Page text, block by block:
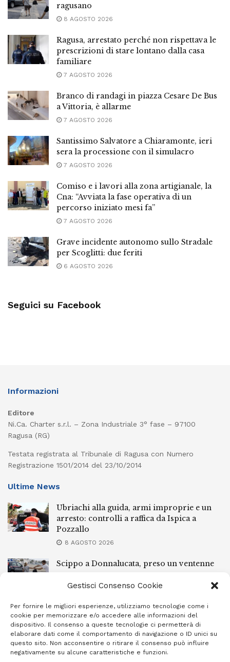
Gestisci Consenso Cookie
Per fornire le migliori esperienze, utilizziamo tecnologie come i
cookie per memorizzare e/o accedere alle informazioni del
dispositivo. Il consenso a queste tecnologie ci permetterà di
elaborare dati come il comportamento di navigazione o ID unici su
questo sito. Non acconsentire o ritirare il consenso può influire
negativamente su alcune caratteristiche e funzioni.
ragusano
8 AGOSTO 2026
Ragusa, arrestato perché non rispettava le
prescrizioni di stare lontano dalla casa
familiare
7 AGOSTO 2026
Branco di randagi in piazza Cesare De Bus
a Vittoria, è allarme
7 AGOSTO 2026
Santissimo Salvatore a Chiaramonte, ieri
sera la processione con il simulacro
7 AGOSTO 2026
Comiso e i lavori alla zona artigianale, la
Cna: “Avviata la fase operativa di un
percorso iniziato mesi fa”
7 AGOSTO 2026
Grave incidente autonomo sullo Stradale
per Scoglitti: due feriti
6 AGOSTO 2026
Seguici su Facebook
Informazioni
Editore
Ni.Ca. Charter s.r.l. – Zona Industriale 3° fase – 97100
Ragusa (RG)
Testata registrata al Tribunale di Ragusa con Numero
Registrazione 1501/2014 del 23/10/2014
Ultime News
Ubriachi alla guida, armi improprie e un
arresto: controlli a raffica da Ispica a
Pozzallo
8 AGOSTO 2026
Scippo a Donnalucata, preso un ventenne
8 AGOSTO 2026
Ragusa, arrestato perché non rispettava le
prescrizioni di stare lontano dalla casa
familiare
7 AGOSTO 2026